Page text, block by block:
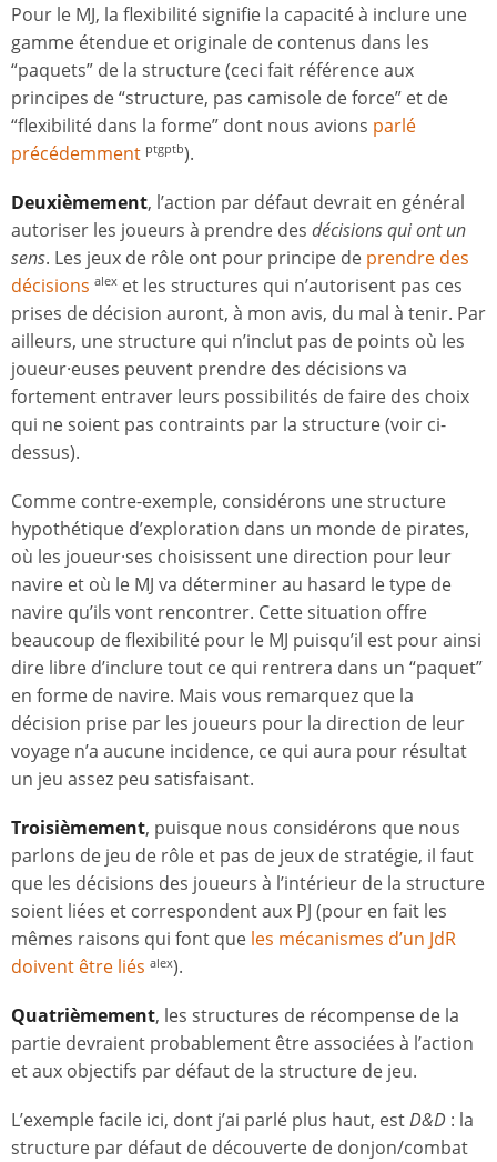
Pour le MJ, la flexibilité signifie la capacité à inclure une
gamme étendue et originale de contenus dans les
“paquets” de la structure (ceci fait référence aux
principes de “structure, pas camisole de force” et de
“flexibilité dans la forme” dont nous avions parlé
précédemment ptgptb).
Deuxièmement, l’action par défaut devrait en général
autoriser les joueurs à prendre des décisions qui ont un
sens. Les jeux de rôle ont pour principe de prendre des
décisions alex et les structures qui n’autorisent pas ces
prises de décision auront, à mon avis, du mal à tenir. Par
ailleurs, une structure qui n’inclut pas de points où les
joueur·euses peuvent prendre des décisions va
fortement entraver leurs possibilités de faire des choix
qui ne soient pas contraints par la structure (voir ci-
dessus).
Comme contre-exemple, considérons une structure
hypothétique d’exploration dans un monde de pirates,
où les joueur·ses choisissent une direction pour leur
navire et où le MJ va déterminer au hasard le type de
navire qu’ils vont rencontrer. Cette situation offre
beaucoup de flexibilité pour le MJ puisqu’il est pour ainsi
dire libre d’inclure tout ce qui rentrera dans un “paquet”
en forme de navire. Mais vous remarquez que la
décision prise par les joueurs pour la direction de leur
voyage n’a aucune incidence, ce qui aura pour résultat
un jeu assez peu satisfaisant.
Troisièmement, puisque nous considérons que nous
parlons de jeu de rôle et pas de jeux de stratégie, il faut
que les décisions des joueurs à l’intérieur de la structure
soient liées et correspondent aux PJ (pour en fait les
mêmes raisons qui font que les mécanismes d’un JdR
doivent être liés alex).
Quatrièmement, les structures de récompense de la
partie devraient probablement être associées à l’action
et aux objectifs par défaut de la structure de jeu.
L’exemple facile ici, dont j’ai parlé plus haut, estD&D : la
structure par défaut de découverte de donjon/combat